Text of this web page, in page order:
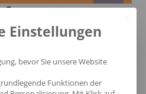
zweifarbigen T-Shirts
in jeder
Reflexband sorgt dabei
Einstellungen
bevor Sie unsere Website
Funktionen der